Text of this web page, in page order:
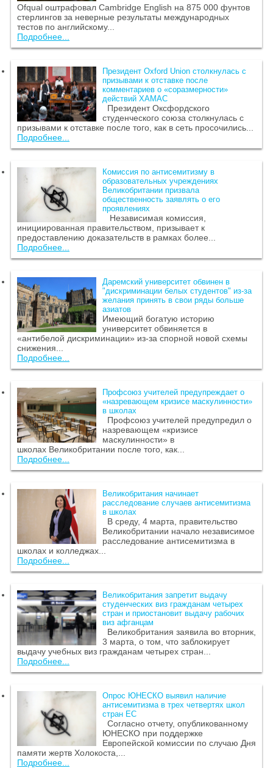
Ofqual оштрафовал Cambridge English на 875 000 фунтов
стерлингов за неверные результаты международных
тестов по английскому...
Подробнее...
Президент Oxford Union столкнулась с
призывами к отставке после
комментариев о «соразмерности»
действий ХАМАС
Президент Оксфордского
студенческого союза столкнулась с
призывами к отставке после того, как в сеть просочились...
Подробнее...
Комиссия по антисемитизму в
образовательных учреждениях
Великобритании призвала
общественность заявлять о его
проявлениях
Независимая комиссия,
инициированная правительством, призывает к
предоставлению доказательств в рамках более...
Подробнее...
Даремский университет обвинен в
"дискриминации белых студентов" из-за
желания принять в свои ряды больше
азиатов
Имеющий богатую историю
университет обвиняется в
«антибелой дискриминации» из-за спорной новой схемы
снижения...
Подробнее...
Профсоюз учителей предупреждает о
«назревающем кризисе маскулинности»
в школах
Профсоюз учителей предупредил о
назревающем «кризисе
маскулинности» в
школах Великобритании после того, как...
Подробнее...
Великобритания начинает
расследование случаев антисемитизма
в школах
В среду, 4 марта, правительство
Великобритании начало независимое
расследование антисемитизма в
школах и колледжах...
Подробнее...
Великобритания запретит выдачу
студенческих виз гражданам четырех
стран и приостановит выдачу рабочих
виз афганцам
Великобритания заявила во вторник,
3 марта, о том, что заблокирует
выдачу учебных виз гражданам четырех стран...
Подробнее...
Опрос ЮНЕСКО выявил наличие
антисемитизма в трех четвертях школ
стран ЕС
Согласно отчету, опубликованному
ЮНЕСКО при поддержке
Европейской комиссии по случаю Дня
памяти жертв Холокоста,...
Подробнее...